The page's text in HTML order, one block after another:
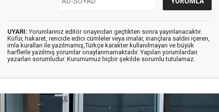
UYARI: Yorumlarınız editör onayından geçtikten sonra yayınlanacaktır.
Küfür, hakaret, rencide edici cümleler veya imalar, inançlara saldırı içeren,
imla kuralları ile yazılmamış,Türkçe karakter kullanılmayan ve büyük
harflerle yazılmış yorumlar onaylanmamaktadır. Yapılan yorumlardan
yazarları sorumludur. Kurumumuz hiçbir şekilde sorumlu tutulamaz.